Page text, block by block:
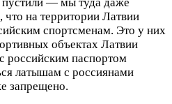
что на территории Латвии
спортсменам. Это у них
объектах Латвии
российским паспортом
латышам с россиянами
запрещено.